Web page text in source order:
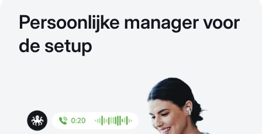
Persoonlijke manager voor
de setup